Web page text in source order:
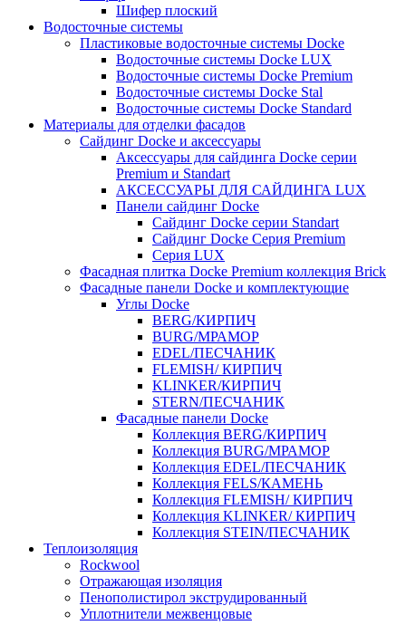
Шифер плоский
Водосточные системы
Пластиковые водосточные системы Docke
Водосточные системы Docke LUX
Водосточные системы Docke Premium
Водосточные системы Docke Stal
Водосточные системы Docke Standard
Материалы для отделки фасадов
Сайдинг Docke и аксессуары
Аксессуары для сайдинга Docke серии
Premium и Standart
АКСЕССУАРЫ ДЛЯ САЙДИНГА LUX
Панели сайдинг Docke
Cайдинг Docke серии Standart
Сайдинг Docke Серия Premium
Серия LUX
Фасадная плитка Docke Premium коллекция Brick
Фасадные панели Docke и комплектующие
Углы Docke
BERG/КИРПИЧ
BURG/МРАМОР
EDEL/ПЕСЧАНИК
FLEMISH/ КИРПИЧ
KLINKER/КИРПИЧ
STERN/ПЕСЧАНИК
Фасадные панели Docke
Коллекция BERG/КИРПИЧ
Коллекция BURG/МРАМОР
Коллекция EDEL/ПЕСЧАНИК
Коллекция FELS/КАМЕНЬ
Коллекция FLEMISH/ КИРПИЧ
Коллекция KLINKER/ КИРПИЧ
Коллекция STEIN/ПЕСЧАНИК
Теплоизоляция
Rockwool
Отражающая изоляция
Пенополистирол экструдированный
Уплотнители межвенцовые